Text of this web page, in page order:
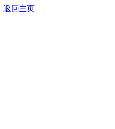
返回主页